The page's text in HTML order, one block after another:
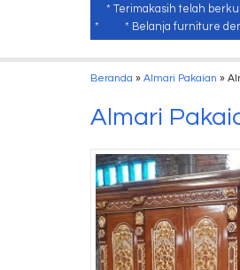
* Terimakasih telah
*
* Belanja furniture
Beranda » Almari Pakaian »
Almari